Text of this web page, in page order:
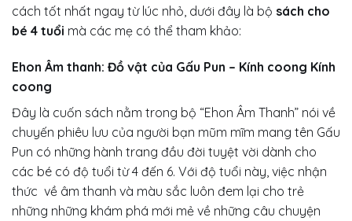
cách tốt nhất ngay từ lúc nhỏ, dưới đây là bộ sách cho
bé 4 tuổi mà các mẹ có thể tham khảo:
Ehon Âm thanh: Đồ vật của Gấu Pun – Kính coong Kính
coong
Đây là cuốn sách nằm trong bộ “Ehon Âm Thanh” nói về
chuyến phiêu lưu của người bạn mũm mĩm mang tên Gấu
Pun có những hành trang đầu đời tuyệt vời dành cho
các bé có độ tuổi từ 4 đến 6. Với độ tuổi này, việc nhận
thức về âm thanh và màu sắc luôn đem lại cho trẻ
những những khám phá mới mẻ về những câu chuyện